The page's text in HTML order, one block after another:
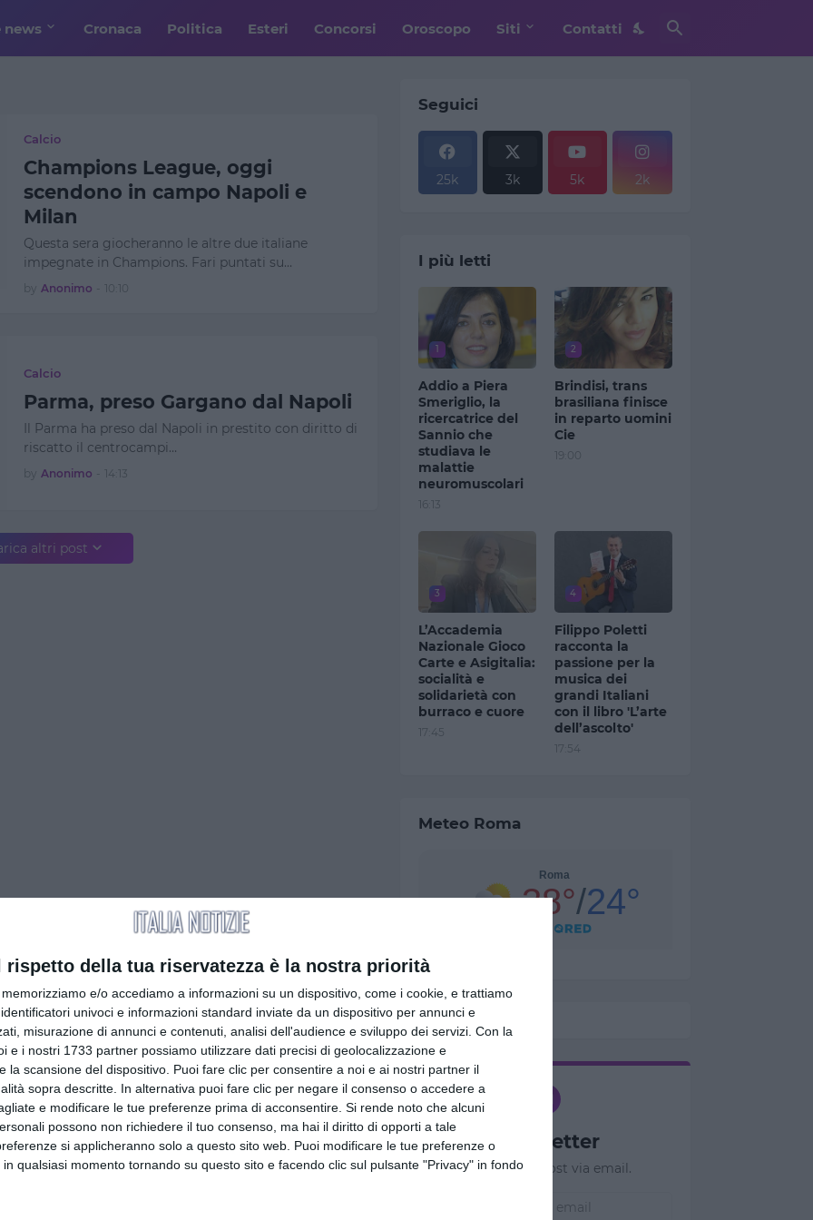
rispetto della tua riservatezza è la nostra priorità
e/o accediamo a informazioni su un dispositivo, come i cookie, e trattiamo
univoci e informazioni standard inviate da un dispositivo per annunci e
misurazione di annunci e contenuti, analisi dell'audience e sviluppo dei servizi. Con la
e i nostri 1733 partner possiamo utilizzare dati precisi di geolocalizzazione e
la scansione del dispositivo. Puoi fare clic per consentire a noi e ai nostri partner il
sopra descritte. In alternativa puoi fare clic per negare il consenso o accedere a
e modificare le tue preferenze prima di acconsentire. Si rende noto che alcuni
possono non richiedere il tuo consenso, ma hai il diritto di opporti a tale
si applicheranno solo a questo sito web. Puoi modificare le tue preferenze o
qualsiasi momento tornando su questo sito e facendo clic sul pulsante "Privacy" in fondo
Cronaca Politica Esteri Concorsi Oroscopo Siti Contatti
Calcio
Champions League, oggi
scendono in campo Napoli e
Milan
Questa sera giocheranno le altre due italiane
impegnate in Champions. Fari puntati su…
by Anonimo 10:10
Calcio
Parma, preso Gargano dal Napoli
Il Parma ha preso dal Napoli in prestito con diritto di
riscatto il centrocampi…
by Anonimo 14:13
altri post
Seguici
25k 3k 5k 2k
I più letti
1
Addio a Piera
Smeriglio, la
ricercatrice del
Sannio che
studiava le
malattie
neuromuscolari
16:13
2
Brindisi, trans
brasiliana finisce
in reparto uomini
Cie
19:00
3
L’Accademia
Nazionale Gioco
Carte e Asigitalia:
socialità e
solidarietà con
burraco e cuore
17:45
4
Filippo Poletti
racconta la
passione per la
musica dei
grandi Italiani
con il libro 'L’arte
dell’ascolto'
17:54
Meteo Roma
Newsletter
Ricevi nuovi post via email.